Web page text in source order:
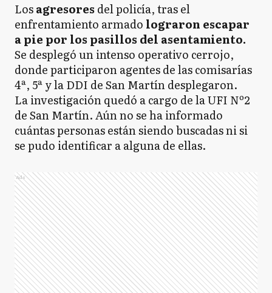
Losagresores del policía, tras el
enfrentamiento armado lograron escapar
a pie por los pasillos del asentamiento.
Se desplegó un intenso operativo cerrojo,
donde participaron agentes de las comisarías
4ª, 5ª y la DDI de San Martín desplegaron.
La investigación quedó a cargo de la UFI Nº2
de San Martín. Aún no se ha informado
cuántas personas están siendo buscadas ni si
se pudo identificar a alguna de ellas.
Ads